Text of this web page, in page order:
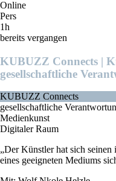
Online
Pers
1h
bereits vergangen
KUBUZZ Connects |
gesellschaftliche
KUBUZZ Connects
gesellschaftliche
Medienkunst
Digitaler Raum
„Der Künstler hat sich
eines geeigneten Mediums